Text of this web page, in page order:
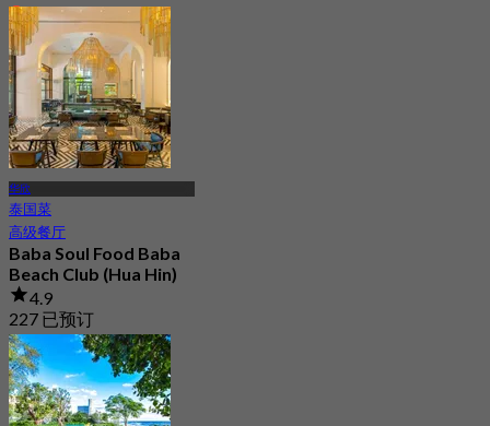
4.5
起฿ 837.5
华欣
泰国菜
高级餐厅
Baba Soul Food Baba
Beach Club (Hua Hin)
4.9
227 已预订
起฿ 700